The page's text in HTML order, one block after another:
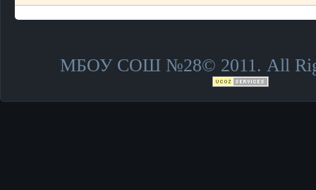
МБОУ СОШ №28© 2011. All